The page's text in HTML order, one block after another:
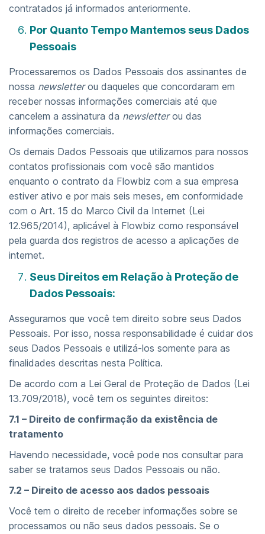
contratados já informados anteriormente.
Por Quanto Tempo Mantemos seus Dados
Pessoais
Processaremos os Dados Pessoais dos assinantes de
nossa newsletterou daqueles que concordaram em
receber nossas informações comerciais até que
cancelem a assinatura da newsletterou das
informações comerciais.
Os demais Dados Pessoais que utilizamos para nossos
contatos profissionais com você são mantidos
enquanto o contrato da Flowbiz com a sua empresa
estiver ativo e por mais seis meses, em conformidade
com o Art. 15 do Marco Civil da Internet (Lei
12.965/2014), aplicável à Flowbiz como responsável
pela guarda dos registros de acesso a aplicações de
internet.
Seus Direitos em Relação à Proteção de
Dados Pessoais:
Asseguramos que você tem direito sobre seus Dados
Pessoais. Por isso, nossa responsabilidade é cuidar dos
seus Dados Pessoais e utilizá-los somente para as
finalidades descritas nesta Política.
De acordo com a Lei Geral de Proteção de Dados (Lei
13.709/2018), você tem os seguintes direitos:
7.1 – Direito de confirmação da existência de
tratamento
Havendo necessidade, você pode nos consultar para
saber se tratamos seus Dados Pessoais ou não.
7.2 – Direito de acesso aos dados pessoais
Você tem o direito de receber informações sobre se
processamos ou não seus dados pessoais. Se o